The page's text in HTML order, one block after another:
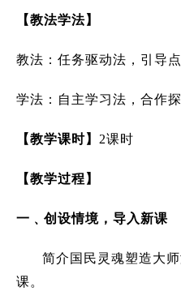
【教法学法】
教法：任务驱动法，引导点
学法：自主学习法，合作探
【教学课时】 2课时
【教学过程】
一﹑创设情境，导入新课
简介国民灵魂塑造大
课。